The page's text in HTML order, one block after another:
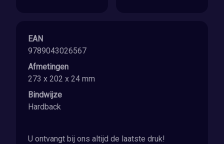
EAN
9789043026567
Afmetingen
273 x 202 x 24 mm
Bindwijze
Hardback
U ontvangt bij ons altijd de laatste druk!